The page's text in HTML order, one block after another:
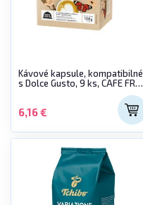
Kávové kapsule, kompatibilné
s Dolce Gusto, 9 ks, CAFE FREI
"Vegánska marcipánová káva“
6,16 €